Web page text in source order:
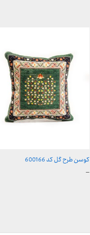
کوسن طرح گل کد 600166
–محدوده